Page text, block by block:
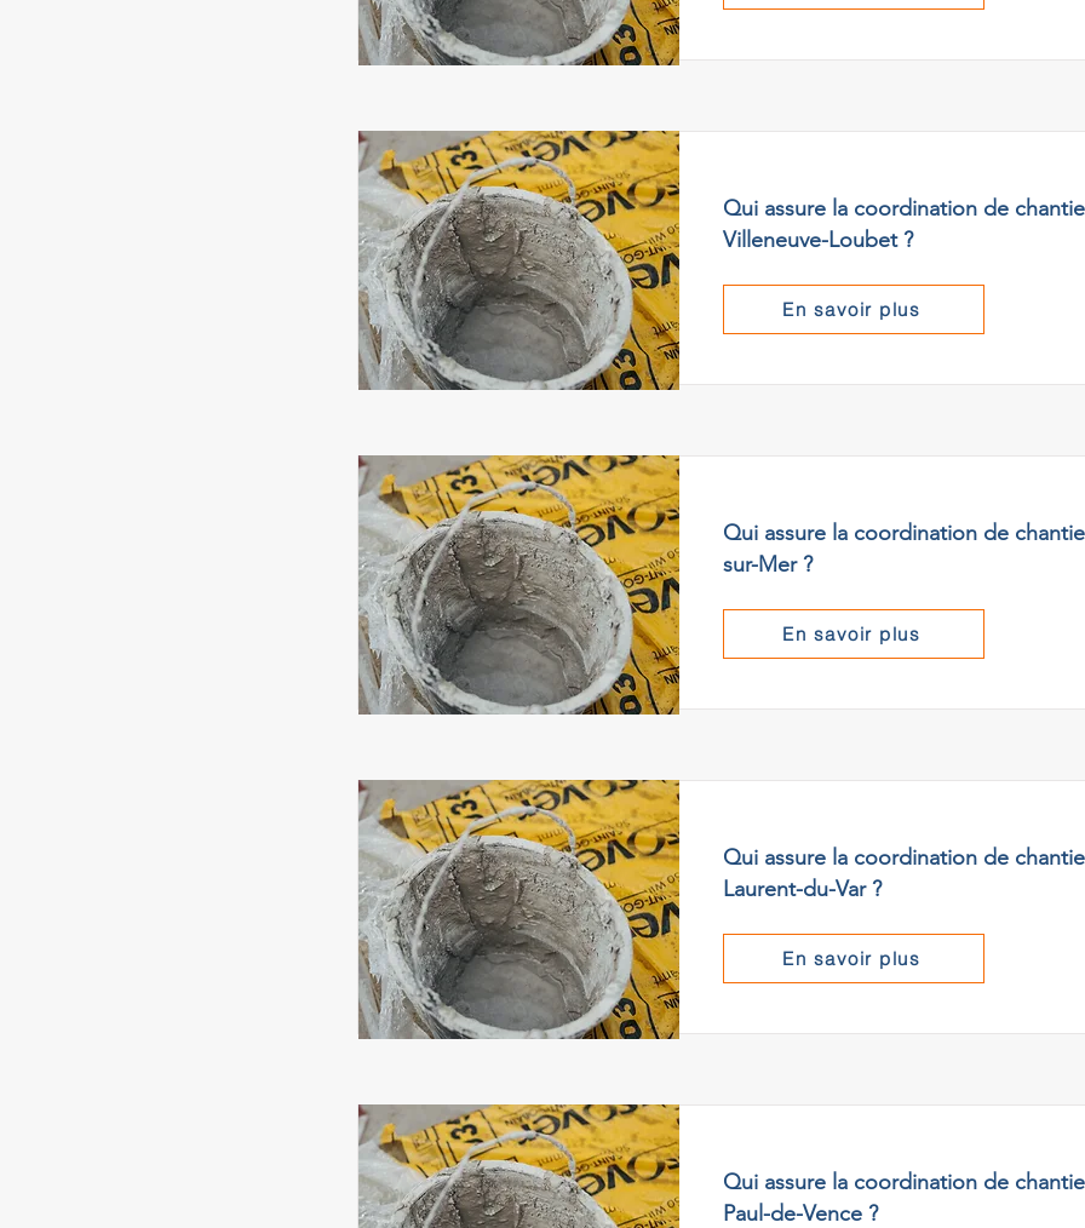
Qui assure la coordination de
Villeneuve-Loubet ?
En savoir plus
Qui assure la coordination de
sur-Mer ?
En savoir plus
Qui assure la coordination de
Laurent-du-Var ?
En savoir plus
Qui assure la coordination de
Paul-de-Vence ?